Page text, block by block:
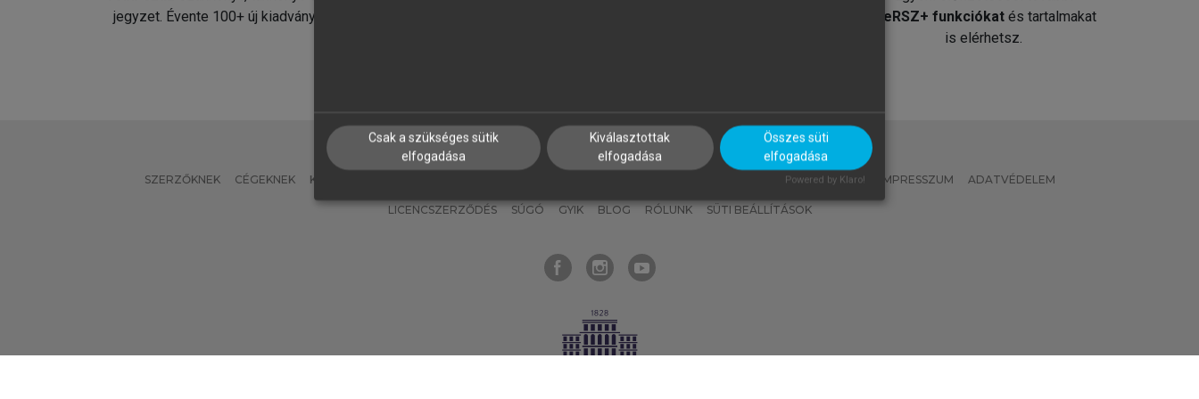
jegyzet. Évente 100+ új kiadvány.
MeRSZ+ funkciókat és tartalmakat
is elérhetsz.
SZERZŐKNEK CÉGEKNEK KÖNYVTÁROSOKNAK MI – ÁLTALÁNOS IRÁNYELVEK IMPRESSZUM ADATVÉDELEM
LICENCSZERZŐDÉS SÚGÓ GYIK BLOG RÓLUNK SÜTI BEÁLLÍTÁSOK
Csak a szükséges sütik
elfogadása
Kiválasztottak
elfogadása
Összes süti
elfogadása
Powered by Klaro!